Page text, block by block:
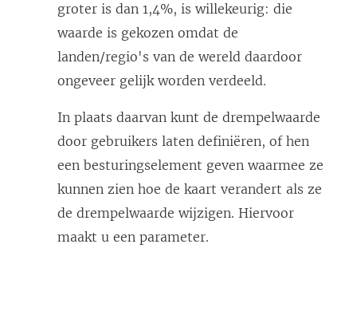
groter is dan 1,4%, is willekeurig: die
waarde is gekozen omdat de
landen/regio's van de wereld daardoor
ongeveer gelijk worden verdeeld.
In plaats daarvan kunt de drempelwaarde
door gebruikers laten definiëren, of hen
een besturingselement geven waarmee ze
kunnen zien hoe de kaart verandert als ze
de drempelwaarde wijzigen. Hiervoor
maakt u een parameter.